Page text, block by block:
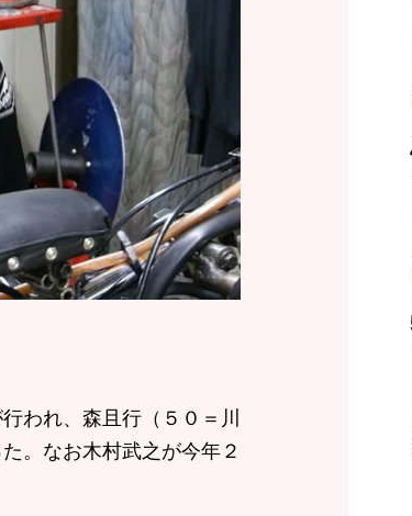
われ、森且行（５０＝川
。なお木村武之が今年２